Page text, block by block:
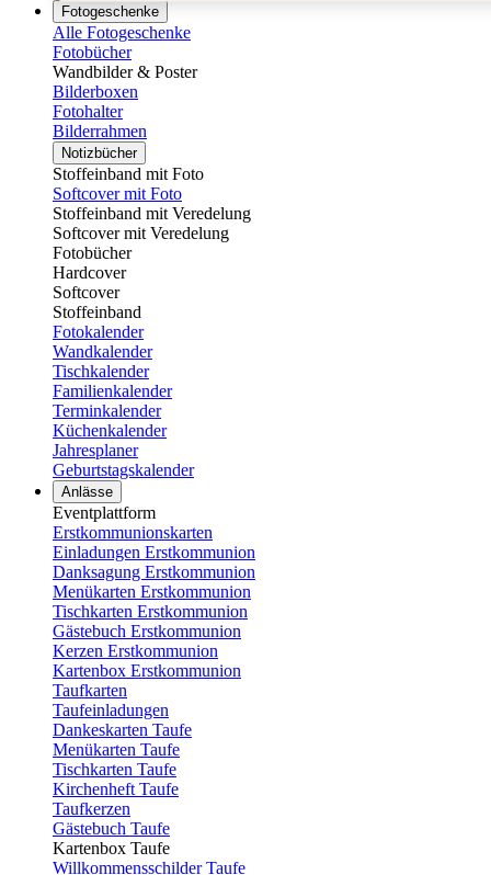
Fotogeschenke
Alle Fotogeschenke
Fotobücher
Wandbilder & Poster
Bilderboxen
Fotohalter
Bilderrahmen
Notizbücher
Stoffeinband mit Foto
Softcover mit Foto
Stoffeinband mit Veredelung
Softcover mit Veredelung
Fotobücher
Hardcover
Softcover
Stoffeinband
Fotokalender
Wandkalender
Tischkalender
Familienkalender
Terminkalender
Küchenkalender
Jahresplaner
Geburtstagskalender
Anlässe
Eventplattform
Erstkommunionskarten
Einladungen Erstkommunion
Danksagung Erstkommunion
Menükarten Erstkommunion
Tischkarten Erstkommunion
Gästebuch Erstkommunion
Kerzen Erstkommunion
Kartenbox Erstkommunion
Taufkarten
Taufeinladungen
Dankeskarten Taufe
Menükarten Taufe
Tischkarten Taufe
Kirchenheft Taufe
Taufkerzen
Gästebuch Taufe
Kartenbox Taufe
Willkommensschilder Taufe